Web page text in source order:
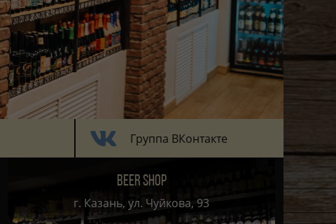
Группа ВКонтакте
BEER SHOP
г. Казань, ул. Чуйкова, 93